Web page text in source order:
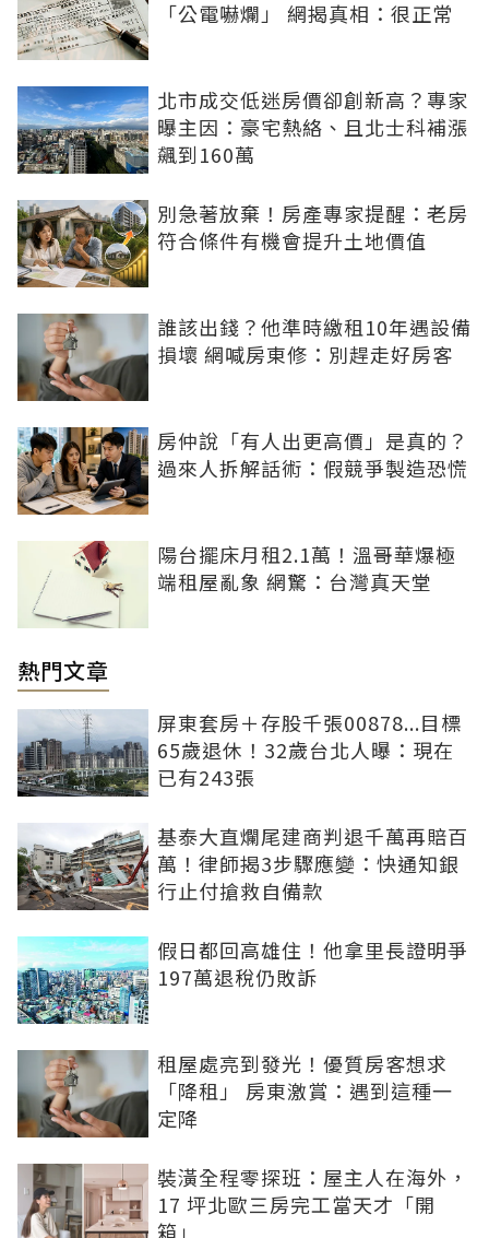
「公電嚇爛」 網揭真相：很正常
北市成交低迷房價卻創新高？專家
曝主因：豪宅熱絡、且北士科補漲
飆到160萬
別急著放棄！房產專家提醒：老房
符合條件有機會提升土地價值
誰該出錢？他準時繳租10年遇設備
損壞 網喊房東修：別趕走好房客
房仲說「有人出更高價」是真的？
過來人拆解話術：假競爭製造恐慌
陽台擺床月租2.1萬！溫哥華爆極
端租屋亂象 網驚：台灣真天堂
熱門文章
屏東套房＋存股千張00878...目標
65歲退休！32歲台北人曝：現在
已有243張
基泰大直爛尾建商判退千萬再賠百
萬！律師揭3步驟應變：快通知銀
行止付搶救自備款
假日都回高雄住！他拿里長證明爭
197萬退稅仍敗訴
租屋處亮到發光！優質房客想求
「降租」 房東激賞：遇到這種一
定降
裝潢全程零探班：屋主人在海外，
17 坪北歐三房完工當天才「開
箱」